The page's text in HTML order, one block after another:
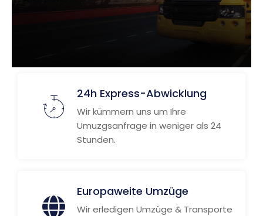
24h Express-Abwicklung
Wir kümmern uns um Ihre
Umuzgsanfrage in weniger als 24
Stunden.
Europaweite Umzüge
Wir erledigen Umzüge & Transporte